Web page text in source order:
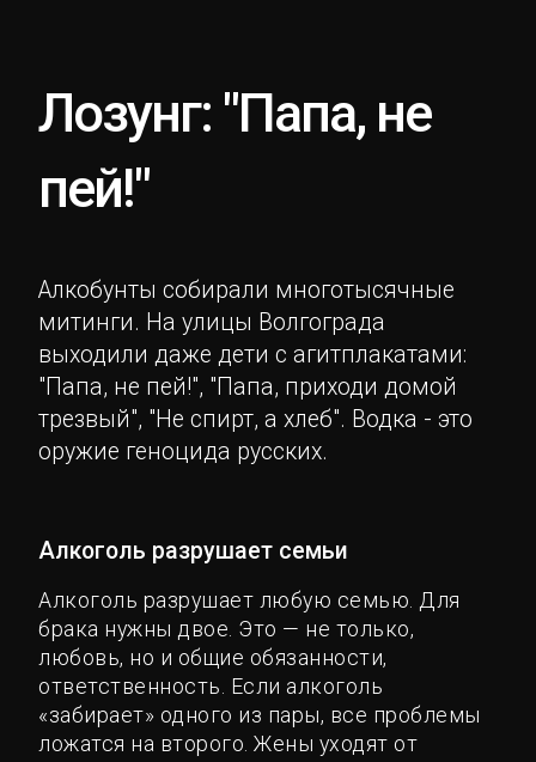
Лозунг: "Папа, не
пей!"
Алкобунты собирали многотысячные
митинги. На улицы Волгограда
выходили даже дети с агитплакатами:
"Папа, не пей!", "Папа, приходи домой
трезвый", "Не спирт, а хлеб". Водка - это
оружие геноцида русских.
Алкоголь разрушает семьи
Алкоголь разрушает любую семью. Для
брака нужны двое. Это — не только,
любовь, но и общие обязанности,
ответственность. Если алкоголь
«забирает» одного из пары, все проблемы
ложатся на второго. Жены уходят от